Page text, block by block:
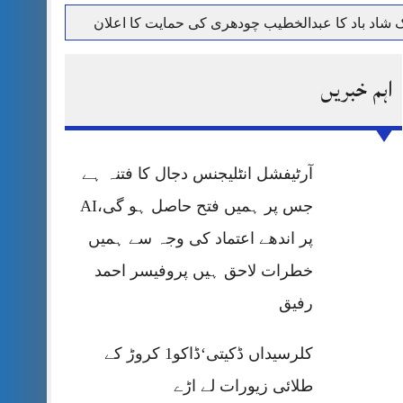
کی پریس کانفرنس
اہم خبریں
آرٹیفشل انٹلیجنس دجال کا فتنہ ہے
جس پر ہمیں فتح حاصل ہو گی،AI
پر اندھے اعتماد کی وجہ سے ہمیں
خطرات لاحق ہیں پروفیسر احمد
رفیق
کلرسیداں ڈکیتی‘ڈاکو1 کروڑ کے
طلائی زیورات لے اڑے